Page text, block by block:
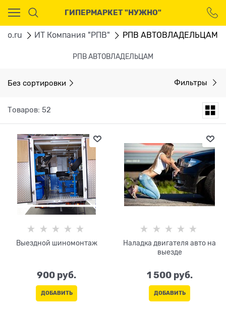
ГИПЕРМАРКЕТ "НУЖНО"
ИТ Компания "РПВ" РПВ АВТОВЛАДЕЛЬЦАМ
РПВ АВТОВЛАДЕЛЬЦАМ
Без сортировки Фильтры
Товаров: 52
Выездной шиномонтаж
900 руб.
ДОБАВИТЬ
Наладка двигателя авто на
выезде
1 500 руб.
ДОБАВИТЬ
Ваш город - Москва,
угадали?
ДА НЕТ